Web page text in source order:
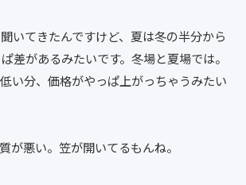
いてきたんですけど、夏は冬の半分から
差があるみたいです。冬場と夏場では。
い分、価格がやっぱ上がっちゃうみたい
が悪い。笠が開いてるもんね。